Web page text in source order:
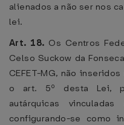
alienados a não ser nos
lei.
Art. 18. Os Centros
Celso Suckow da
CEFET-MG, não
o art. 5º desta Lei,
autárquicas
configurando-se como